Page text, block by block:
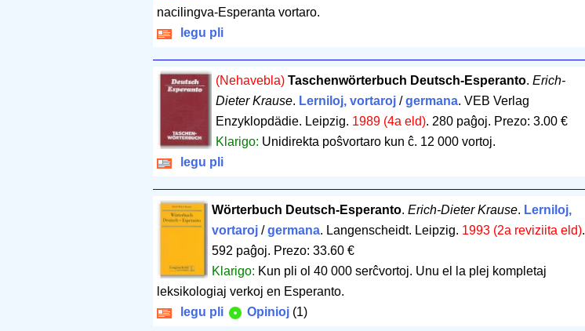
nacilingva-Esperanta vortaro.
legu pli
(Nehavebla) Taschenwörterbuch Deutsch-Esperanto. Erich-
Dieter Krause. Lerniloj, vortaroj /germana. VEB Verlag
Enzyklopdädie. Leipzig. 1989 (4a eld). 280 paĝoj. Prezo: 3.00 €
Klarigo: Unidirekta poŝvortaro kun ĉ. 12 000 vortoj.
legu pli
Wörterbuch Deutsch-Esperanto. Erich-Dieter Krause. Lerniloj,
vortaroj/germana. Langenscheidt. Leipzig. 1993 (2a reviziita eld).
592 paĝoj. Prezo: 33.60 €
Klarigo: Kun pli ol 40 000 serĉvortoj. Unu el la plej kompletaj
leksikologiaj verkoj en Esperanto.
legu pli
Opinioj (1)